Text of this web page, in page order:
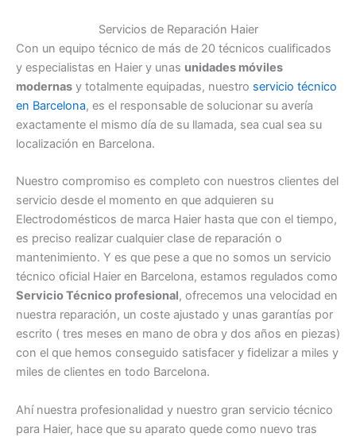
Servicios de Reparación Haier
Con un equipo técnico de más de 20 técnicos cualificados
y especialistas en Haier y unas unidades móviles
modernas y totalmente equipadas, nuestro servicio técnico
en Barcelona, es el responsable de solucionar su avería
exactamente el mismo día de su llamada, sea cual sea su
localización en Barcelona.
Nuestro compromiso es completo con nuestros clientes del
servicio desde el momento en que adquieren su
Electrodomésticos de marca Haier hasta que con el tiempo,
es preciso realizar cualquier clase de reparación o
mantenimiento. Y es que pese a que no somos un servicio
técnico oficial Haier en Barcelona, estamos regulados como
Servicio Técnico profesional, ofrecemos una velocidad en
nuestra reparación, un coste ajustado y unas garantías por
escrito ( tres meses en mano de obra y dos años en piezas)
con el que hemos conseguido satisfacer y fidelizar a miles y
miles de clientes en todo Barcelona.
Ahí nuestra profesionalidad y nuestro gran servicio técnico
para Haier, hace que su aparato quede como nuevo tras